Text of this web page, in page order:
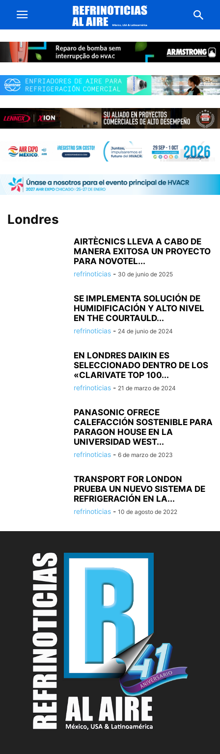
Londres
AIRTÈCNICS LLEVA A CABO DE
MANERA EXITOSA UN PROYECTO
PARA NOVOTEL...
refrinoticias - 30 de junio de 2025
SE IMPLEMENTA SOLUCIÓN DE
HUMIDIFICACIÓN Y ALTO NIVEL
EN THE COURTAULD...
refrinoticias - 24 de junio de 2024
EN LONDRES DAIKIN ES
SELECCIONADO DENTRO DE LOS
«CLARIVATE TOP 100...
refrinoticias - 21 de marzo de 2024
PANASONIC OFRECE
CALEFACCIÓN SOSTENIBLE PARA
PARAGON HOUSE EN LA
UNIVERSIDAD WEST...
refrinoticias - 6 de marzo de 2023
TRANSPORT FOR LONDON
PRUEBA UN NUEVO SISTEMA DE
REFRIGERACIÓN EN LA...
refrinoticias - 10 de agosto de 2022